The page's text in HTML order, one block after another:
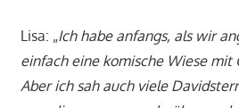
Lisa: „Ich habe anfangs, als wir
einfach eine komische Wiese mit
Aber ich sah auch viele